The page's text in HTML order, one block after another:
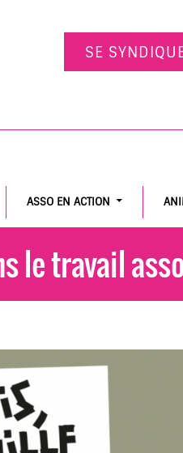
SE
ASSO EN ACTION
le travail